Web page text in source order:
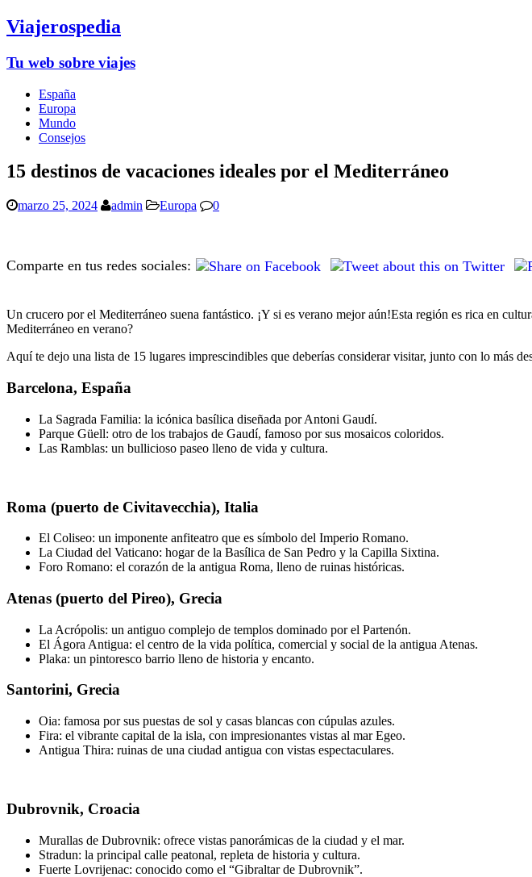
Viajerospedia
Tu web sobre viajes
España
Europa
Mundo
Consejos
15 destinos de vacaciones ideales por el Mediterráneo
marzo 25, 2024 admin Europa 0
Comparte en tus redes sociales:
Un crucero por el Mediterráneo suena fantástico. ¡Y si es verano mejor aún!Esta región es rica en
Mediterráneo en verano?
Aquí te dejo una lista de 15 lugares imprescindibles que deberías considerar visitar, junto con lo más
Barcelona, España
La Sagrada Familia: la icónica basílica diseñada por Antoni Gaudí.
Parque Güell: otro de los trabajos de Gaudí, famoso por sus mosaicos coloridos.
Las Ramblas: un bullicioso paseo lleno de vida y cultura.
Roma (puerto de Civitavecchia), Italia
El Coliseo: un imponente anfiteatro que es símbolo del Imperio Romano.
La Ciudad del Vaticano: hogar de la Basílica de San Pedro y la Capilla Sixtina.
Foro Romano: el corazón de la antigua Roma, lleno de ruinas históricas.
Atenas (puerto del Pireo), Grecia
La Acrópolis: un antiguo complejo de templos dominado por el Partenón.
El Ágora Antigua: el centro de la vida política, comercial y social de la antigua Atenas.
Plaka: un pintoresco barrio lleno de historia y encanto.
Santorini, Grecia
Oia: famosa por sus puestas de sol y casas blancas con cúpulas azules.
Fira: el vibrante capital de la isla, con impresionantes vistas al mar Egeo.
Antigua Thira: ruinas de una ciudad antigua con vistas espectaculares.
Dubrovnik, Croacia
Murallas de Dubrovnik: ofrece vistas panorámicas de la ciudad y el mar.
Stradun: la principal calle peatonal, repleta de historia y cultura.
Fuerte Lovrijenac: conocido como el “Gibraltar de Dubrovnik”.